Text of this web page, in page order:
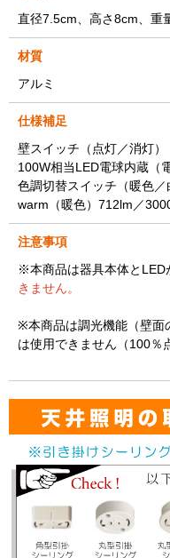
直径7.5cm、高さ8cm、重
材質
アルミ
仕様補足
壁スイッチ（点灯／消灯）
100W相当LED電球内蔵（
色調切替スイッチ（暖色／
warm（暖色）712lm／
注意事項
※本商品は器具本体とLED
きません。
※本商品は調光機能（壁
は使用できません（100％